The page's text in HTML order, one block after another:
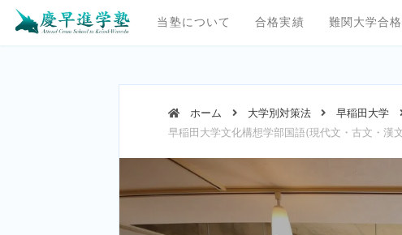
当塾について 合格実績 難関大学合
ホーム 大学別対策法
早稲田大学
早稲田大学文化構想学部国語(現代文・古文・漢